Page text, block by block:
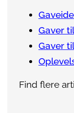
Gaver
Gaver
Find flere